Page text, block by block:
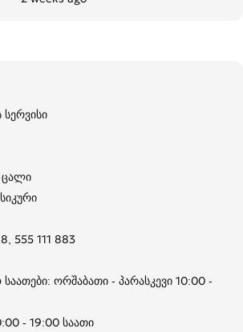
ცალი
555 111 883
საათები: ორშაბათი - პარასკევი 10:00 -
- 19:00 საათი